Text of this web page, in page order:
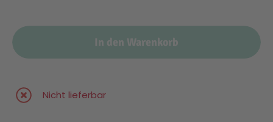
In den Warenkorb
Nicht lieferbar